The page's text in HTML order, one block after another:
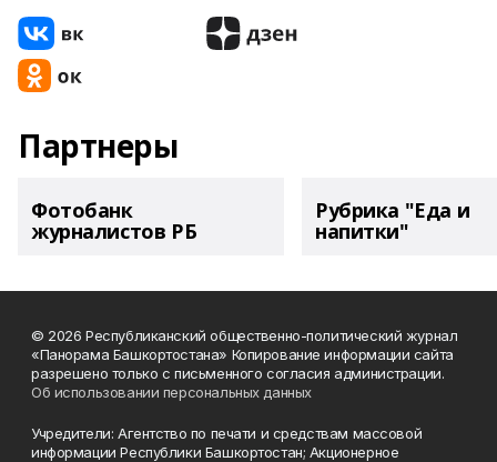
Партнеры
Фотобанк
журналистов РБ
Рубрика "Еда и
напитки"
© 2026 Республиканский общественно-политический журнал
«Панорама Башкортостана» Копирование информации сайта
разрешено только с письменного согласия администрации.
Об использовании персональных данных
Учредители: Агентство по печати и средствам массовой
информации Республики Башкортостан; Акционерное